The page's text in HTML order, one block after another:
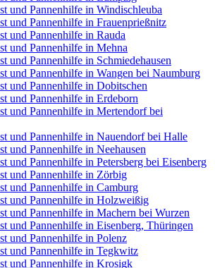
und Pannenhilfe in Windischleuba
und Pannenhilfe in Frauenprießnitz
und Pannenhilfe in Rauda
und Pannenhilfe in Mehna
und Pannenhilfe in Schmiedehausen
und Pannenhilfe in Wangen bei Naumburg
und Pannenhilfe in Dobitschen
und Pannenhilfe in Erdeborn
und Pannenhilfe in Mertendorf bei
und Pannenhilfe in Nauendorf bei Halle
und Pannenhilfe in Neehausen
und Pannenhilfe in Petersberg bei Eisenberg
und Pannenhilfe in Zörbig
und Pannenhilfe in Camburg
und Pannenhilfe in Holzweißig
und Pannenhilfe in Machern bei Wurzen
und Pannenhilfe in Eisenberg, Thüringen
und Pannenhilfe in Polenz
und Pannenhilfe in Tegkwitz
und Pannenhilfe in Krosigk